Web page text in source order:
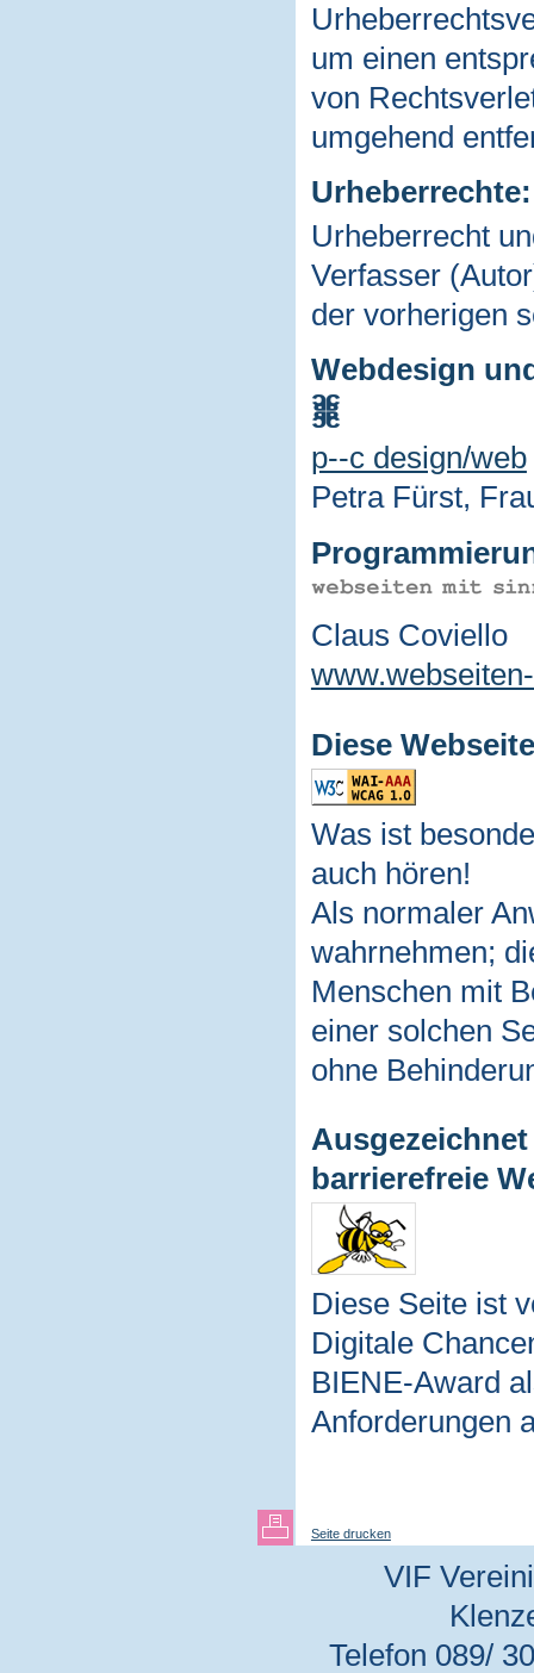
um einen
von
umgehend
Urheberrechte:
Urheberrecht
Verfasser
der vorherigen
Webdesign
p--c design/web
Petra Fürst,
Claus Coviello
Diese
Was ist
auch hören!
Als normaler
wahrnehmen;
Menschen mit
einer solchen
ohne
barrierefreie
Diese Seite ist
Digitale
BIENE-Award
Anforderungen
Seite drucken
VIF
Telefon 089/